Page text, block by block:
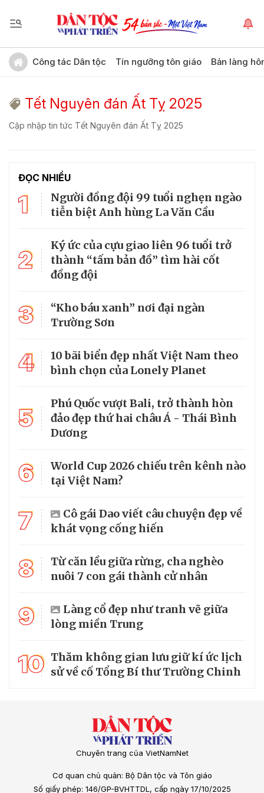
Công tác Dân tộc Tín ngưỡng tôn giáo Bản làng
Tết Nguyên đán Ất Tỵ 2025
Cập nhập tin tức Tết Nguyên đán Ất Tỵ 2025
ĐỌC NHIỀU
1
Người đồng đội 99 tuổi nghẹn ngào
tiễn biệt Anh hùng La Văn Cầu
2
Ký ức của cựu giao liên 96 tuổi trở
thành “tấm bản đồ” tìm hài cốt
đồng đội
3
“Kho báu xanh” nơi đại ngàn
Trường Sơn
4
10 bãi biển đẹp nhất Việt Nam theo
bình chọn của Lonely Planet
5
Phú Quốc vượt Bali, trở thành hòn
đảo đẹp thứ hai châu Á - Thái Bình
Dương
6
World Cup 2026 chiếu trên kênh nào
tại Việt Nam?
7
Cô gái Dao viết câu chuyện đẹp về
khát vọng cống hiến
8
Từ căn lều giữa rừng, cha nghèo
nuôi 7 con gái thành cử nhân
9
Làng cổ đẹp như tranh vẽ giữa
lòng miền Trung
10 Thăm không gian lưu giữ kí ức lịch
sử về cố Tổng Bí thư Trường Chinh
Chuyên trang của VietNamNet
Cơ quan chủ quản: Bộ Dân tộc và Tôn giáo
Số giấy phép: 146/GP-BVHTTDL, cấp ngày 17/10/2025